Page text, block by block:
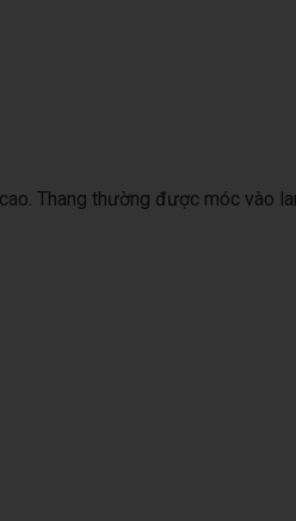
Thang thường được móc vào